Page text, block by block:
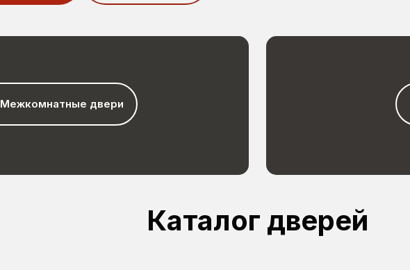
Межкомнатные двери
Каталог дверей